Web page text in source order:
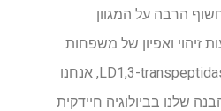
הרבה על המגוון
זיהוי ואפיון של משפחות
אנזימים חדשות כמו LD1,3-transpeptidase, אנחנו
שלנו בביולוגיה חיידקית